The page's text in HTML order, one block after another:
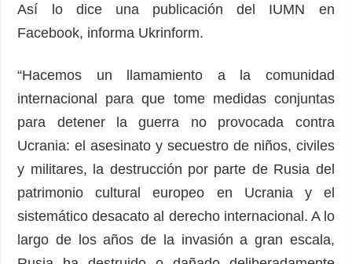
Así lo dice una publicación del IUMN en
Facebook, informa Ukrinform.
“Hacemos un llamamiento a la comunidad
internacional para que tome medidas conjuntas
para detener la guerra no provocada contra
Ucrania: el asesinato y secuestro de niños, civiles
y militares, la destrucción por parte de Rusia del
patrimonio cultural europeo en Ucrania y el
sistemático desacato al derecho internacional. A lo
largo de los años de la invasión a gran escala,